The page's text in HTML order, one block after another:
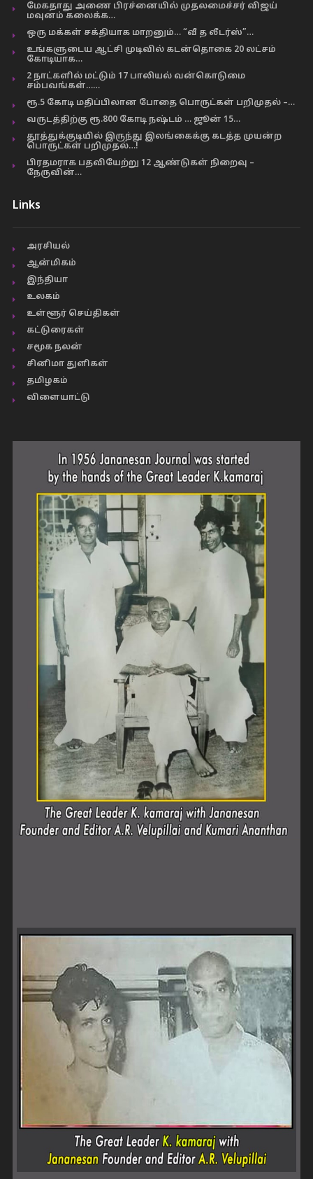
மேகதாது அணை பிரச்னையில் முதலமைச்சர் விஜய்
மவுனம் கலைக்க…
ஒரு மக்கள் சக்தியாக மாறனும்… “வீ த லீடர்ஸ்”…
உங்களுடைய ஆட்சி முடிவில் கடன்தொகை 20 லட்சம்
கோடியாக…
2 நாட்களில் மட்டும் 17 பாலியல் வன்கொடுமை
சம்பவங்கள்……
ரூ.5 கோடி மதிப்பிலான போதை பொருட்கள் பறிமுதல் –…
வருடத்திற்கு ரூ.800 கோடி நஷ்டம் … ஜூன் 15…
தூத்துக்குடியில் இருந்து இலங்கைக்கு கடத்த முயன்ற
பொருட்கள் பறிமுதல்…!
பிரதமராக பதவியேற்று 12 ஆண்டுகள் நிறைவு –
நேருவின்…
Links
அரசியல்
ஆன்மிகம்
இந்தியா
உலகம்
உள்ளூர் செய்திகள்
கட்டுரைகள்
சமூக நலன்
சினிமா துளிகள்
தமிழகம்
விளையாட்டு